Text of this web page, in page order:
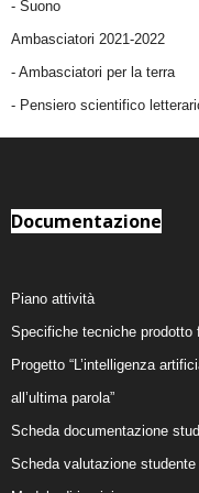
- Suono
Ambasciatori 2021-2022
- Ambasciatori per la terra
- Pensiero scientifico
Documentazione
Piano attività
Specifiche tecniche prodotto
Progetto “L’intelligenza
all’ultima parola”
Scheda documentazione
Scheda valutazione studente